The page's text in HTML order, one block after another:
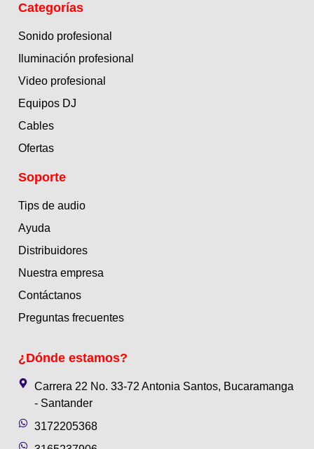
Categorías
Sonido profesional
Iluminación profesional
Video profesional
Equipos DJ
Cables
Ofertas
Soporte
Tips de audio
Ayuda
Distribuidores
Nuestra empresa
Contáctanos
Preguntas frecuentes
¿Dónde estamos?
Carrera 22 No. 33-72 Antonia Santos, Bucaramanga
- Santander
3172205368